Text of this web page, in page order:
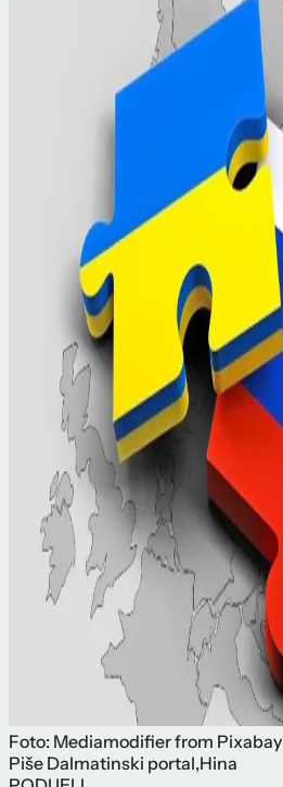
Foto: Mediamodifier from Pixabay
Piše Dalmatinski portal,Hina